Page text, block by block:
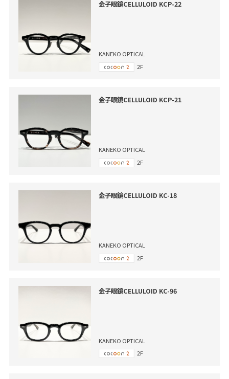
金子眼鏡CELLULOID KCP-22
KANEKO OPTICAL
2F
金子眼鏡CELLULOID KCP-21
KANEKO OPTICAL
2F
金子眼鏡CELLULOID KC-18
KANEKO OPTICAL
2F
金子眼鏡CELLULOID KC-96
KANEKO OPTICAL
2F